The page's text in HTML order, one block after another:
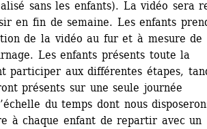
sans les enfants). La vidéo sera
en fin de semaine. Les enfants
de la vidéo au fur et à mesure de
Les enfants présents toute la
participer aux différentes étapes,
présents sur une seule journée
du temps dont nous
à chaque enfant de repartir avec un